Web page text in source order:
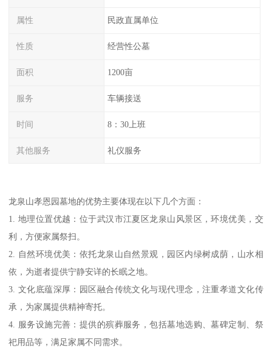
属性 民政直属单位
性质 经营性公墓
面积 1200亩
服务 车辆接送
时间 8：30上班
其他服务 礼仪服务
龙泉山孝恩园墓地的优势主要体现在以下几个方面：
1. 地理位置优越：位于武汉市江夏区龙泉山风景区，环境优美，交
利，方便家属祭扫。
2. 自然环境优美：依托龙泉山自然景观，园区内绿树成荫，山水相
依，为逝者提供宁静安详的长眠之地。
3. 文化底蕴深厚：园区融合传统文化与现代理念，注重孝道文化传
承，为家属提供精神寄托。
4. 服务设施完善：提供的殡葬服务，包括墓地选购、墓碑定制、祭
祀用品等，满足家属不同需求。